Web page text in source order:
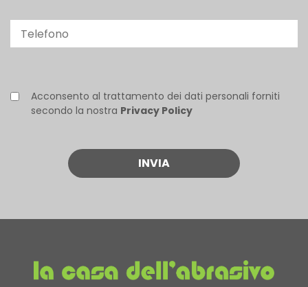
Acconsento al trattamento dei dati personali forniti
secondo la nostra Privacy Policy